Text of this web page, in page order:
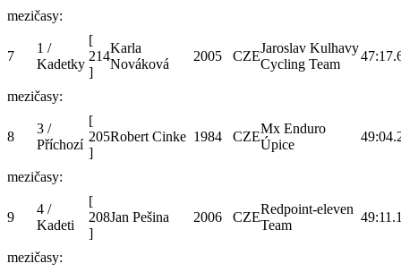
mezičasy:
7
1 /
Kadetky
[
214
]
Karla
Nováková
2005 CZE
Jaroslav Kulhavy
Cycling Team
mezičasy:
8
3 /
Příchozí
[
205
]
Robert Cinke 1984 CZE
Mx Enduro
Úpice
mezičasy:
9
4 /
Kadeti
[
208
]
Jan Pešina 2006 CZE
Redpoint-eleven
Team
mezičasy: